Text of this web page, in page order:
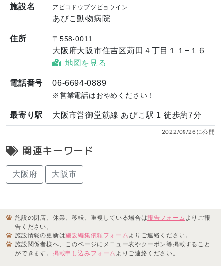
施設名 アビコドウブツビョウイン
あびこ動物病院
住所 〒558-0011
大阪府大阪市住吉区苅田４丁目１１−１６
地図を見る
電話番号 06-6694-0889
※営業電話はおやめください！
最寄り駅 大阪市営御堂筋線 あびこ駅 1 徒歩約7分
2022/09/26に公開
関連キーワード
大阪府 大阪市
施設の閉店、休業、移転、重複している場合は報告フォーム よりご報
告ください。
施設情報の更新は施設編集依頼フォーム よりご連絡ください。
施設関係者様へ、このページにメニュー表やクーポン等掲載すること
ができます。 掲載申し込みフォーム よりご連絡ください。